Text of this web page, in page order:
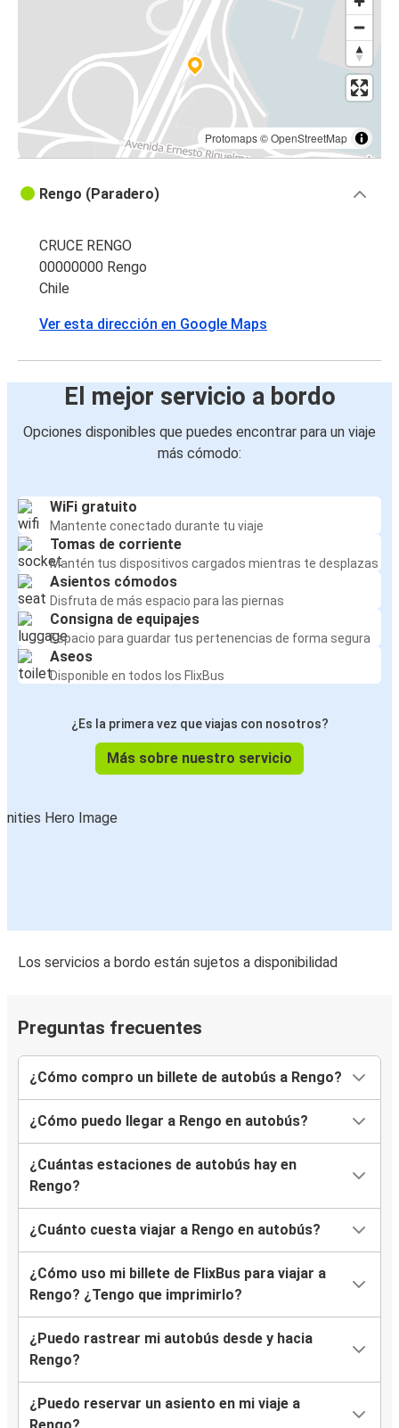
Protomaps©OpenStreetMap
Rengo (Paradero)
CRUCE RENGO
00000000 Rengo
Chile
Ver esta dirección en Google Maps
El mejor servicio a bordo
Opciones disponibles que puedes encontrar para un viaje
más cómodo:
WiFi gratuito
Mantente conectado durante tu viaje
Tomas de corriente
Mantén tus dispositivos cargados mientras te desplazas
Asientos cómodos
Disfruta de más espacio para las piernas
Consigna de equipajes
Espacio para guardar tus pertenencias de forma segura
Aseos
Disponible en todos los FlixBus
¿Es la primera vez que viajas con nosotros?
Más sobre nuestro servicio
Los servicios a bordo están sujetos a disponibilidad
Preguntas frecuentes
¿Cómo compro un billete de autobús a Rengo?
¿Cómo puedo llegar a Rengo en autobús?
¿Cuántas estaciones de autobús hay en
Rengo?
¿Cuánto cuesta viajar a Rengo en autobús?
¿Cómo uso mi billete de FlixBus para viajar a
Rengo? ¿Tengo que imprimirlo?
¿Puedo rastrear mi autobús desde y hacia
Rengo?
¿Puedo reservar un asiento en mi viaje a